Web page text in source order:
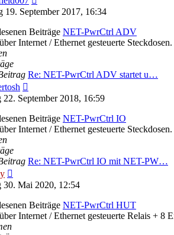
Beitrag
19. September 2017, 16:34
NET-PwrCtrl ADV
Internet / Ethernet gesteuerte
Re: NET-PwrCtrl ADV startet u…
Beitrag
22. September 2018, 16:59
NET-PwrCtrl IO
Internet / Ethernet gesteuerte
Re: NET-PwrCtrl IO mit NET-PW…
Beitrag
30. Mai 2020, 12:54
NET-PwrCtrl HUT
Internet / Ethernet gesteuerte Relais +